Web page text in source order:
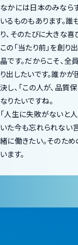
なかには日本のみなら
いるものもあります。
り、そのたびに大きな喜
この「当たり前」を創
晶です。だからこそ、
り出したいです。誰か
決し、「この人が、品質
なりたいですね。
「人生に失敗がないと
いた今も忘れられない
緒に働きたい。そのた
います。